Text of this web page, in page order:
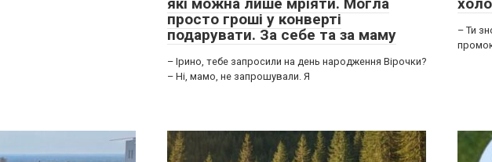
просто гроші у конверті
подарувати. За себе та за маму
– Ірино, тебе запросили на день народження Вірочки?
– Ні, мамо, не запрошували. Я
– Ти